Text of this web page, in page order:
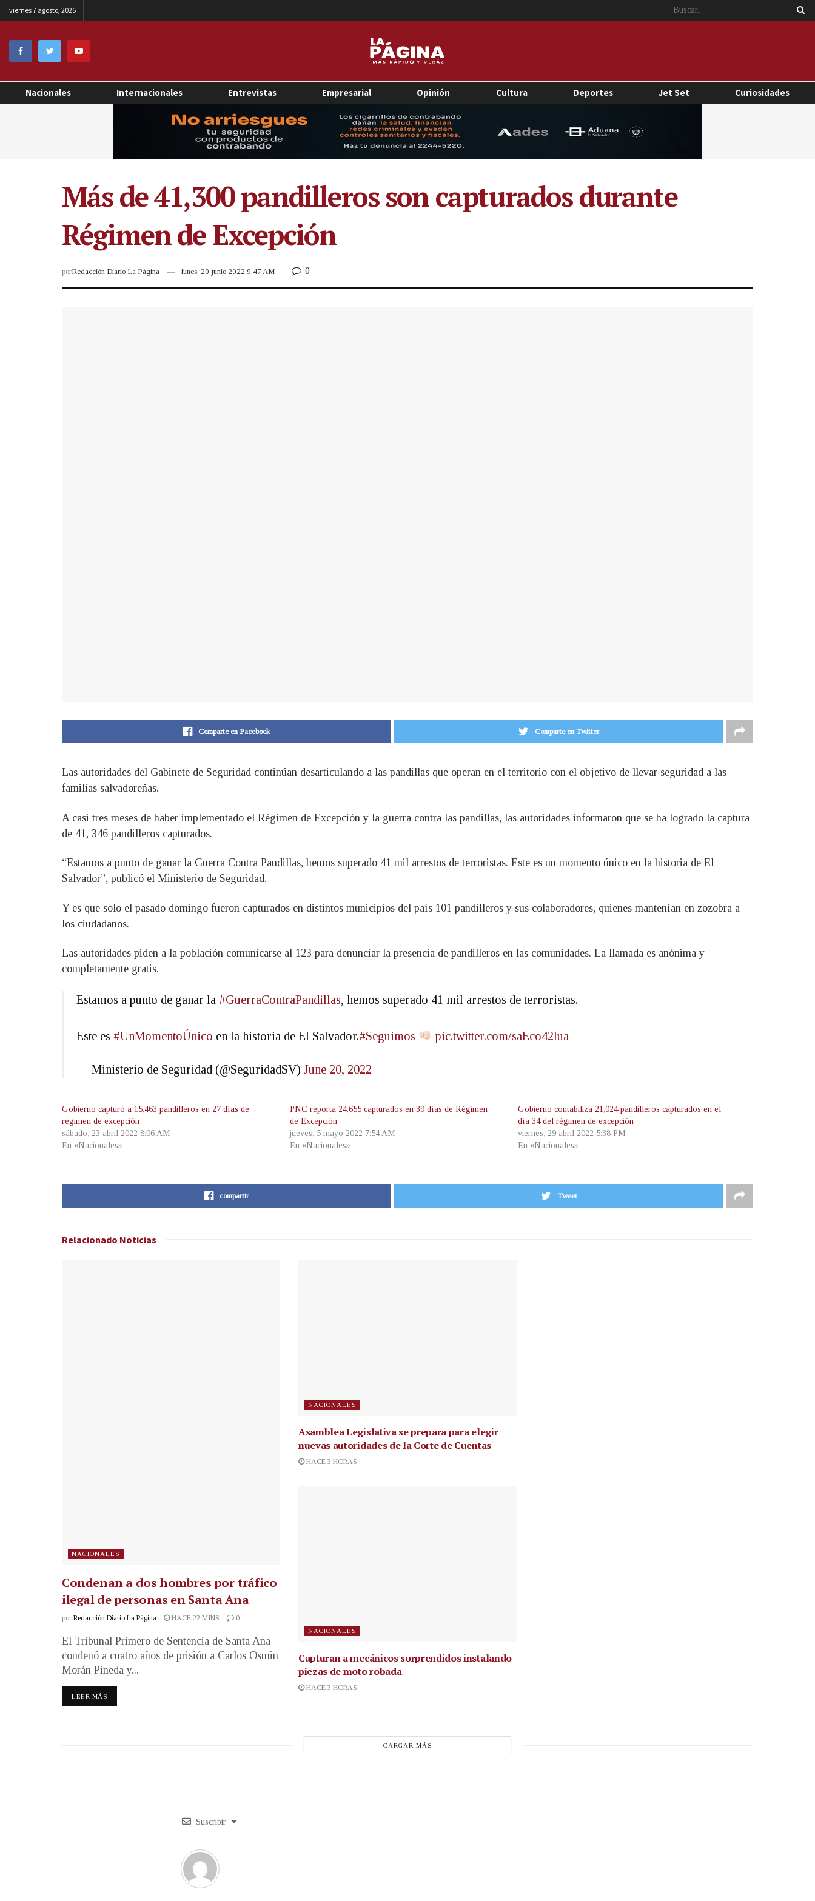
viernes 7 agosto, 2026
Nacionales Internacionales Entrevistas Empresarial Opinión Cultura Deportes Jet Set Curiosidades
Más de 41,300 pandilleros son capturados durante
Régimen de Excepción
porRedacción Diario La Página lunes, 20 junio 2022 9:47 AM 0
Comparte en Facebook Comparte en Twitter
Las autoridades del Gabinete de Seguridad continúan desarticulando a las pandillas que operan en el territorio con el objetivo de llevar seguridad a las
familias salvadoreñas.
A casi tres meses de haber implementado el Régimen de Excepción y la guerra contra las pandillas, las autoridades informaron que se ha logrado la captura
de 41, 346 pandilleros capturados.
“Estamos a punto de ganar la Guerra Contra Pandillas, hemos superado 41 mil arrestos de terroristas. Este es un momento único en la historia de El
Salvador”, publicó el Ministerio de Seguridad.
Y es que solo el pasado domingo fueron capturados en distintos municipios del país 101 pandilleros y sus colaboradores, quienes mantenían en zozobra a
los ciudadanos.
Las autoridades piden a la población comunicarse al 123 para denunciar la presencia de pandilleros en las comunidades. La llamada es anónima y
completamente gratis.
Estamos a punto de ganar la #GuerraContraPandillas, hemos superado 41 mil arrestos de terroristas.
Este es #UnMomentoÚnico en la historia de El Salvador.#Seguimos pic.twitter.com/saEco42lua
— Ministerio de Seguridad (@SeguridadSV) June 20, 2022
Gobierno capturó a 15,463 pandilleros en 27 días de
régimen de excepción
sábado, 23 abril 2022 8:06 AM
En «Nacionales»
PNC reporta 24,655 capturados en 39 días de Régimen
de Excepción
jueves, 5 mayo 2022 7:54 AM
En «Nacionales»
Gobierno contabiliza 21,024 pandilleros capturados en el
día 34 del régimen de excepción
viernes, 29 abril 2022 5:38 PM
En «Nacionales»
compartir Tweet
Relacionado Noticias
NACIONALES
Condenan a dos hombres por tráfico
ilegal de personas en Santa Ana
por Redacción Diario La Página HACE 22 MINS 0
El Tribunal Primero de Sentencia de Santa Ana
condenó a cuatro años de prisión a Carlos Osmin
Morán Pineda y...
LEER MÁS
NACIONALES
Asamblea Legislativa se prepara para elegir
nuevas autoridades de la Corte de Cuentas
HACE 3 HORAS
NACIONALES
Capturan a mecánicos sorprendidos instalando
piezas de moto robada
HACE 3 HORAS
CARGAR MÁS
Suscribir